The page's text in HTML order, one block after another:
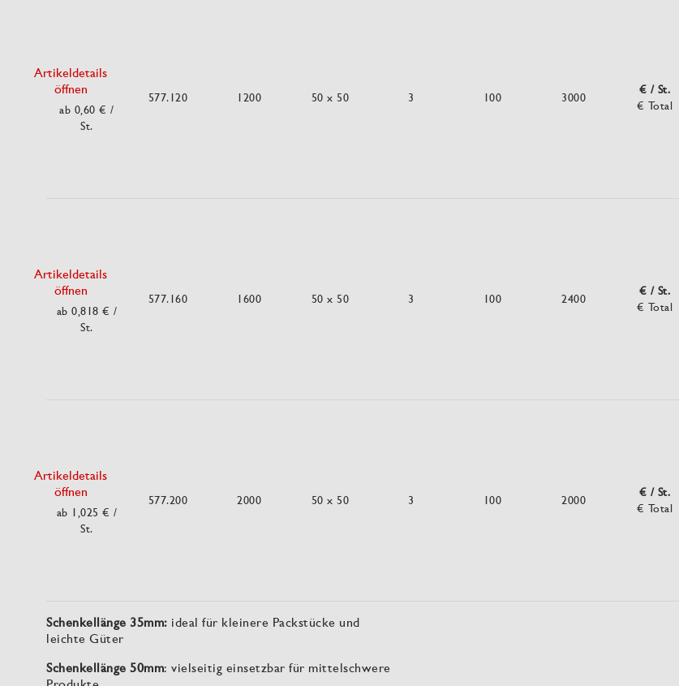
Artikeldetails
öffnen
ab 0,60 €/
St.
577.120 1200 50 x 50 3 100 3000
€ / St.
€ Total
Artikeldetails
öffnen
ab 0,818 € /
St.
577.160 1600 50 x 50 3 100 2400
€ / St.
€ Total
Artikeldetails
öffnen
ab 1,025 € /
St.
577.200 2000 50 x 50 3 100 2000
€ / St.
€ Total
Schenkellänge 35mm: ideal für kleinere Packstücke und
leichte Güter
Schenkellänge 50mm: vielseitig einsetzbar für mittelschwere